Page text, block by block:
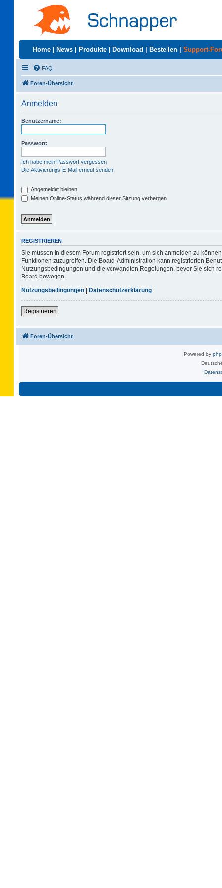
Home News Produkte Download Bestellen Support-
FAQ
Foren-Übersicht
Anmelden
Benutzername:
Passwort:
Ich habe mein Passwort vergessen
Die Aktivierungs-E-Mail erneut senden
Angemeldet bleiben
Meinen Online-Status während dieser Sitzung verbergen
REGISTRIEREN
Sie müssen in diesem Forum registriert sein, um sich anmelden zu
Funktionen zuzugreifen. Die Board-Administration kann registrierten
Nutzungsbedingungen und die verwandten Regelungen, bevor Sie sich
Board bewegen.
Nutzungsbedingungen | Datenschutzerklärung
Registrieren
Foren-Übersicht
Powered by